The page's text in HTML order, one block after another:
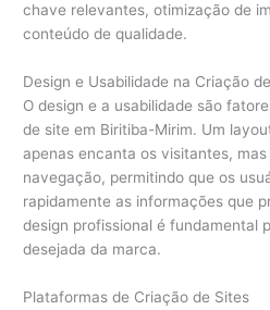
chave relevantes, otimização de
conteúdo de qualidade.
Design e Usabilidade na Criação
O design e a usabilidade são
de site em Biritiba-Mirim. Um
apenas encanta os visitantes,
navegação, permitindo que os
rapidamente as informações que
design profissional é fundamental
desejada da marca.
Plataformas de Criação de Sites